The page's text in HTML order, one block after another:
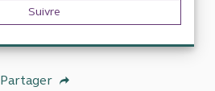
Suivre
Partager